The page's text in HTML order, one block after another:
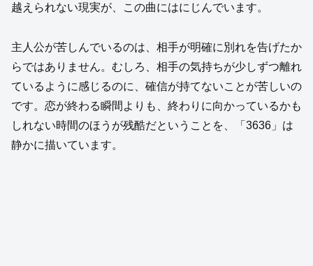
越えられない現実が、この曲にはにじんでいます。
主人公が苦しんでいるのは、相手が明確に別れを告げたか
らではありません。むしろ、相手の気持ちが少しずつ離れ
ているように感じるのに、確信が持てないことが苦しいの
です。恋が終わる瞬間よりも、終わりに向かっているかも
しれない時間のほうが残酷だということを、「3636」は
静かに描いています。